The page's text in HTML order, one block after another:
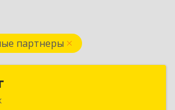
партнеры